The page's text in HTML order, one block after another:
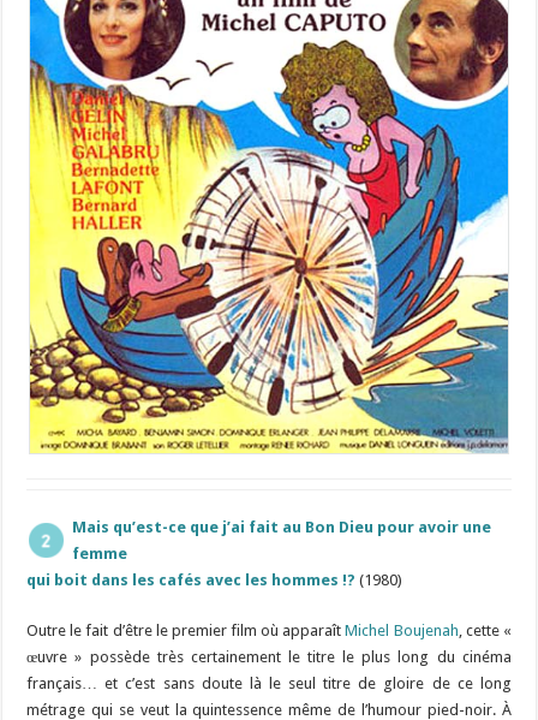
Mais qu’est-ce que j’ai fait au Bon Dieu pour avoir une
femme
qui boit dans les cafés avec les hommes !? (1980)
Outre le fait d’être le premier film où apparaîtMichel Boujenah , cette «
œuvre » possède très certainement le titre le plus long du cinéma
français… et c’est sans doute là le seul titre de gloire de ce long
métrage qui se veut la quintessence même de l’humour pied-noir. À